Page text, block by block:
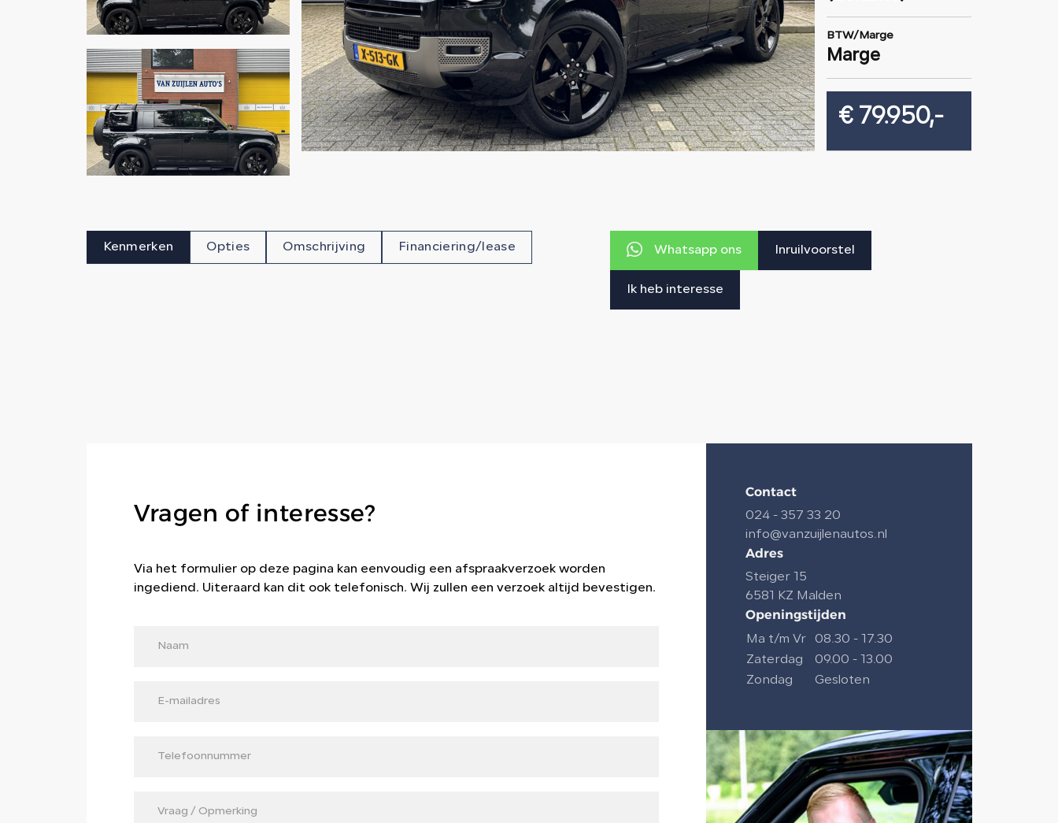
BTW/Marge
Marge
€ 79.950,-
Whatsapp ons Inruilvoorstel
Ik heb interesse
Kenmerken Opties Omschrijving Financiering/lease
Vragen of interesse?
Via het formulier op deze pagina kan eenvoudig een afspraakverzoek worden
ingediend. Uiteraard kan dit ook telefonisch. Wij zullen een verzoek altijd bevestigen.
Contact
024 - 357 33 20
info@vanzuijlenautos.nl
Adres
Steiger 15
6581 KZ Malden
Openingstijden
Ma t/m Vr
08.30 - 17.30
Zaterdag
09.00 - 13.00
Zondag
Gesloten